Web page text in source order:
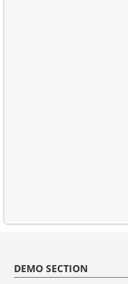
DEMO SECTION